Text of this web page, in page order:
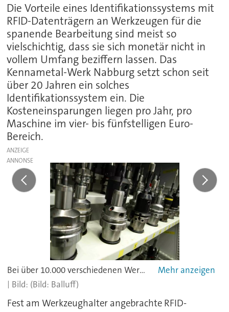
Die Vorteile eines Identifikationssystems mit
RFID-Datenträgern an Werkzeugen für die
spanende Bearbeitung sind meist so
vielschichtig, dass sie sich monetär nicht in
vollem Umfang beziffern lassen. Das
Kennametal-Werk Nabburg setzt schon seit
über 20 Jahren ein solches
Identifikationssystem ein. Die
Kosteneinsparungen liegen pro Jahr, pro
Maschine im vier- bis fünfstelligen Euro-
Bereich.
ANZEIGE
Bei über 10.000 verschiedenen Werkzeugen im ständigen Kreislauf ermöglichen die Daten auf den Chips in den Werkzeughaltern eine übersichtliche Werkzeugverwaltung.
(Bild: Balluff)
Fest am Werkzeughalter angebrachte RFID-